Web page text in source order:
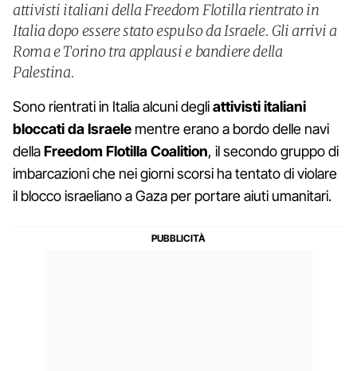
attivisti italiani della Freedom Flotilla rientrato in
Italia dopo essere stato espulso da Israele. Gli arrivi a
Roma e Torino tra applausi e bandiere della
Palestina.
Sono rientrati in Italia alcuni degliattivisti italiani
bloccati da Israele mentre erano a bordo delle navi
dellaFreedom Flotilla Coalition, il secondo gruppo di
imbarcazioni che nei giorni scorsi ha tentato di violare
il blocco israeliano a Gaza per portare aiuti umanitari.